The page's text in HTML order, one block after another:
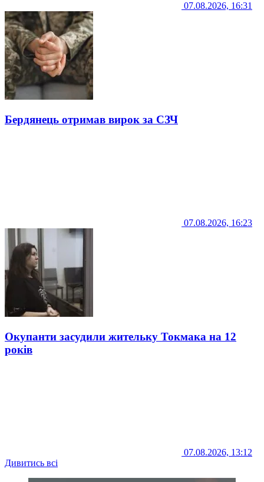
07.08.2026, 16:31
Бердянець отримав вирок за СЗЧ
07.08.2026, 16:23
Окупанти засудили жительку Токмака на 12
років
07.08.2026, 13:12
Дивитись всі